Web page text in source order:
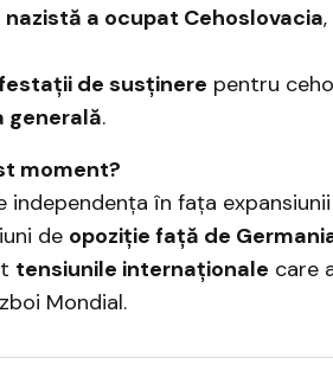
nazistă a ocupat Cehoslovacia
de susținere pentru
generală.
moment?
în fața
de opoziție față de
tensiunile internaționale care
Mondial.